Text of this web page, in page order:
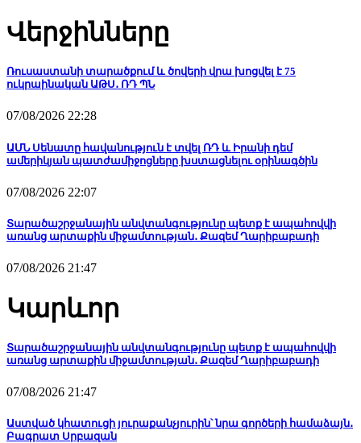
Վերջինները
Ռուսաստանի տարածքում և ծովերի վրա խոցվել է 75
ուկրաինական ԱԹՍ․ ՌԴ ՊՆ
07/08/2026 22:28
ԱՄՆ Սենատը հավանություն է տվել ՌԴ և Իրանի դեմ
ամերիկյան պատժամիջոցները խստացնելու օրինագծին
07/08/2026 22:07
Տարածաշրջանային անվտանգությունը պետք է ապահովվի
առանց արտաքին միջամտության․ Քազեմ Ղարիբաբադի
07/08/2026 21:47
Կարևոր
Տարածաշրջանային անվտանգությունը պետք է ապահովվի
առանց արտաքին միջամտության․ Քազեմ Ղարիբաբադի
07/08/2026 21:47
Աստված կհատուցի յուրաքանչյուրին՝ նրա գործերի համաձայն․
Բագրատ Սրբազան